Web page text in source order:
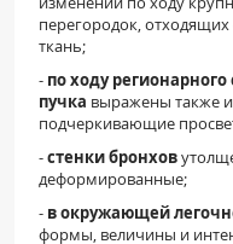
перегородок,
ткань;
- по ходу
пучка выражены также
подчеркивающие
-стенки бронхов
деформированные;
- в окружающей
формы, величины и